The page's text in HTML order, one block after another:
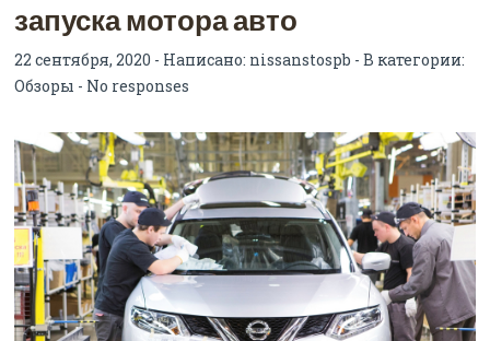
запуска мотора авто
22 сентября, 2020 - Написано: nissanstospb - В категории:
Обзоры - No responses